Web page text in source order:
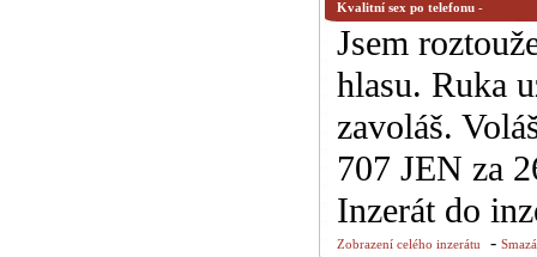
Kvalitní sex po telefonu -
Jsem
hlasu. Ruka
zavoláš.
707 JEN za
Inzerát do
Zobrazení celého inzerátu -